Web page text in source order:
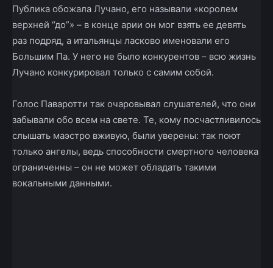
Публика обожала Лучано, его называли «королем
верхней “до”» – в конце арии он мог взять ее девять
раз подряд, а итальянцы ласково именовали его
Большим Па. У него не было конкурентов – всю жизнь
Лучано конкурировал только с самим собой.
Голос Паваротти так очаровывал слушателей, что они
забывали обо всем на свете. Те, кому посчастливилось
слышать маэстро вживую, были уверены: так поют
только ангелы, ведь способности смертного человека
ограниченны – он не может обладать такими
вокальными данными.